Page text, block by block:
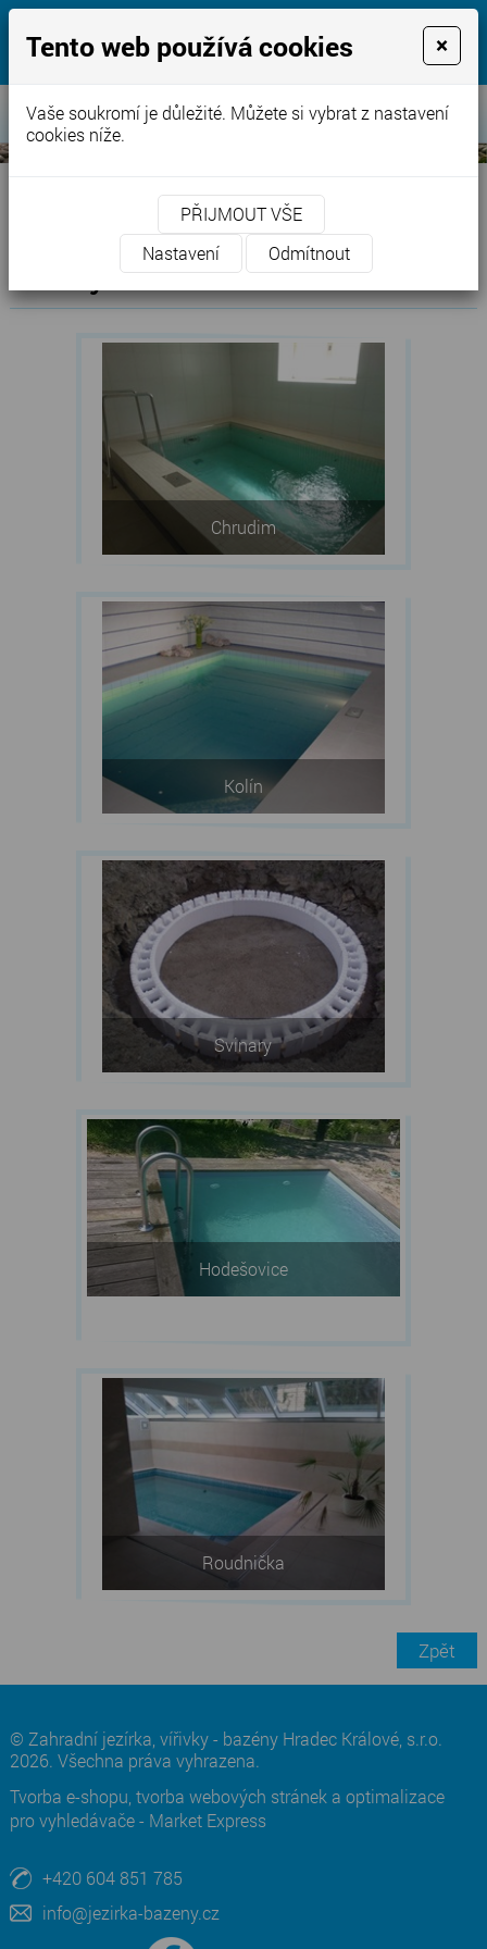
jezírka-bazény.cz
Voda, naše starost pro Vaši radost
» Bazény
Chrudim
Kolín
Svinary
Hodešovice
Roudnička
Zpět
© Zahradní jezírka, vířivky - bazény Hradec Králové, s.r.o.
2026. Všechna práva vyhrazena.
Tvorba e-shopu tvorba webových stránek a optimalizace
pro vyhledávače- Market Express
+420 604 851 785
info@jezirka-bazeny.cz
Tento web používá cookies ×
Vaše soukromí je důležité. Můžete si vybrat z nastavení
cookies níže.
PŘIJMOUT VŠE
Nastavení
Odmítnout